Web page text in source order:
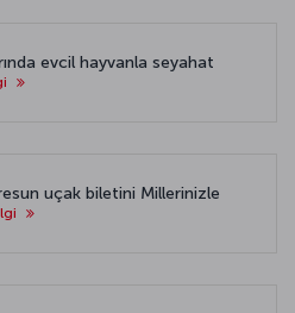
evcil hayvanla seyahat
uçak biletini Millerinizle